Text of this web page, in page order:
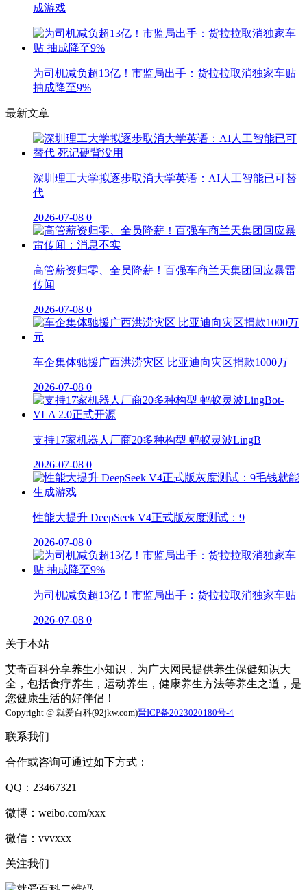
成游戏
为司机减负超13亿！市监局出手：货拉拉取消独家车贴
抽成降至9%
最新文章
深圳理工大学拟逐步取消大学英语：AI人工智能已可替
代
2026-07-08 0
高管薪资归零、全员降薪！百强车商兰天集团回应暴雷
传闻
2026-07-08 0
车企集体驰援广西洪涝灾区 比亚迪向灾区捐款1000万
2026-07-08 0
支持17家机器人厂商20多种构型 蚂蚁灵波LingB
2026-07-08 0
性能大提升 DeepSeek V4正式版灰度测试：9
2026-07-08 0
为司机减负超13亿！市监局出手：货拉拉取消独家车贴
2026-07-08 0
关于本站
艾奇百科分享养生小知识，为广大网民提供养生保健知识大
全，包括食疗养生，运动养生，健康养生方法等养生之道，是
您健康生活的好伴侣！
Copyright @ 就爱百科(92jkw.com)晋ICP备2023020180号-4
联系我们
合作或咨询可通过如下方式：
QQ：23467321
微博：weibo.com/xxx
微信：vvvxxx
关注我们